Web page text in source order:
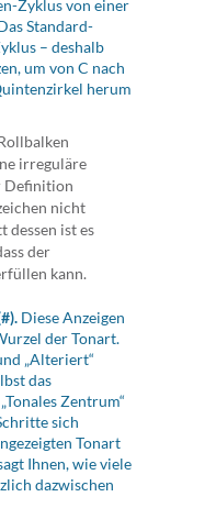
Zyklus von einer
Standard-
– deshalb
um von C nach
herum
irreguläre
Definition
nicht
dessen ist es
der
kann.
Diese Anzeigen
der Tonart.
„Alteriert“
das
Zentrum“
sich
Tonart
Ihnen, wie viele
dazwischen